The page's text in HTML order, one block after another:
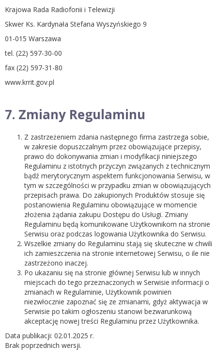
Krajowa Rada Radiofonii i Telewizji
Skwer Ks. Kardynała Stefana Wyszyńskiego 9
01-015 Warszawa
tel. (22) 597-30-00
fax (22) 597-31-80
www.krrit.gov.pl
7. Zmiany Regulaminu
Z zastrzeżeniem zdania następnego firma zastrzega sobie,
w zakresie dopuszczalnym przez obowiązujące przepisy,
prawo do dokonywania zmian i modyfikacji niniejszego
Regulaminu z istotnych przyczyn związanych z technicznym
bądź merytorycznym aspektem funkcjonowania Serwisu, w
tym w szczególności w przypadku zmian w obowiązujących
przepisach prawa. Do zakupionych Produktów stosuje się
postanowienia Regulaminu obowiązujące w momencie
złożenia żądania zakupu Dostępu do Usługi. Zmiany
Regulaminu będą komunikowane Użytkownikom na stronie
Serwisu oraz podczas logowania Użytkownika do Serwisu.
Wszelkie zmiany do Regulaminu stają się skuteczne w chwili
ich zamieszczenia na stronie internetowej Serwisu, o ile nie
zastrzeżono inaczej.
Po ukazaniu się na stronie głównej Serwisu lub w innych
miejscach do tego przeznaczonych w Serwisie informacji o
zmianach w Regulaminie, Użytkownik powinien
niezwłocznie zapoznać się ze zmianami, gdyż aktywacja w
Serwisie po takim ogłoszeniu stanowi bezwarunkową
akceptację nowej treści Regulaminu przez Użytkownika.
Data publikacji: 02.01.2025 r.
Brak poprzednich wersji.